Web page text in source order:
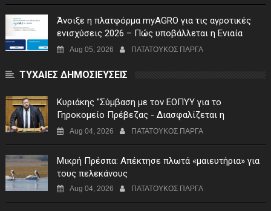
Άνοιξε η πλατφόρμα myAGRO για τις αγροτικές
ενισχύσεις 2026 – Πώς υποβάλλεται η Ενιαία
Αίτηση Ενίσχυσης
Aug 05, 2026 ΠΑΤΑΤΟΥΚΟΣ ΠΑΡΓΑ
ΤΥΧΑΙΕΣ ΔΗΜΟΣΙΕΥΣΕΙΣ
Κυριάκης "Σύμβαση με τον ΕΟΠΥΥ για το
Γηροκομείο Πρέβεζας - Διασφαλίζεται η
χρηματοδότηση της λειτουργίας του"
Aug 04, 2026 ΠΑΤΑΤΟΥΚΟΣ ΠΑΡΓΑ
Μικρή Πρέσπα: Απέκτησε πλωτά «μαιευτήρια» για
τους πελεκάνους
Aug 04, 2026 ΠΑΤΑΤΟΥΚΟΣ ΠΑΡΓΑ